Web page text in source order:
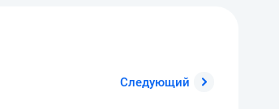
Следующий